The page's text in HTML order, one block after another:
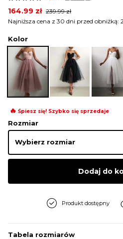
KOMBINEZONY
DRESY
MARYNARKI
BLUZY
SWETRY
239.99zł
Original
price
was:
164.99 zł
Current
price
is:
Najniższa cena z 30 dni przed obniżką:
Kolor
🔥 Śpiesz się! Szybko się sprzedaje
Rozmiar
Dodaj do
Produkt dostępny
Tabela rozmiarów